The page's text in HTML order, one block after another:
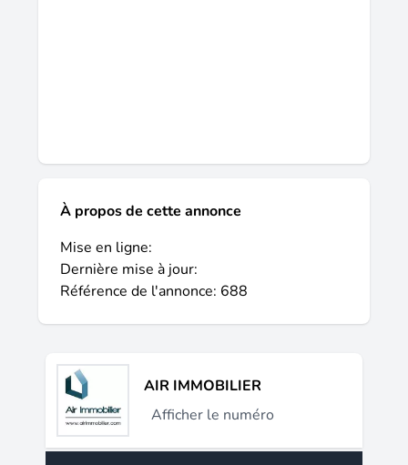
À propos de cette annonce
Mise en ligne:
Dernière mise à jour:
Référence de l'annonce: 688
AIR IMMOBILIER
Afficher le numéro